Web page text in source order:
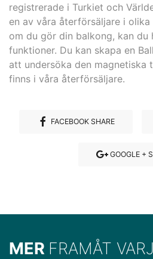
registrerade i Turkiet och
en av våra återförsäljare i
om du gör din balkong, kan du
funktioner. Du kan skapa en
att undersöka den magnetiska
finns i våra återförsäljare.
FACEBOOK SHARE
GOOGLE +
MER FRAMÅT